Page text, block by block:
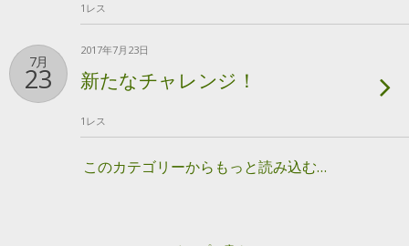
1レス
7月
23
2017年7月23日
新たなチャレンジ！
1レス
このカテゴリーからもっと読み込む…